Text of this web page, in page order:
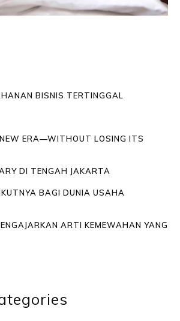
BISNIS TERTINGGAL
ERA—WITHOUT LOSING ITS
DI TENGAH JAKARTA
BAGI DUNIA USAHA
ARTI KEMEWAHAN YANG